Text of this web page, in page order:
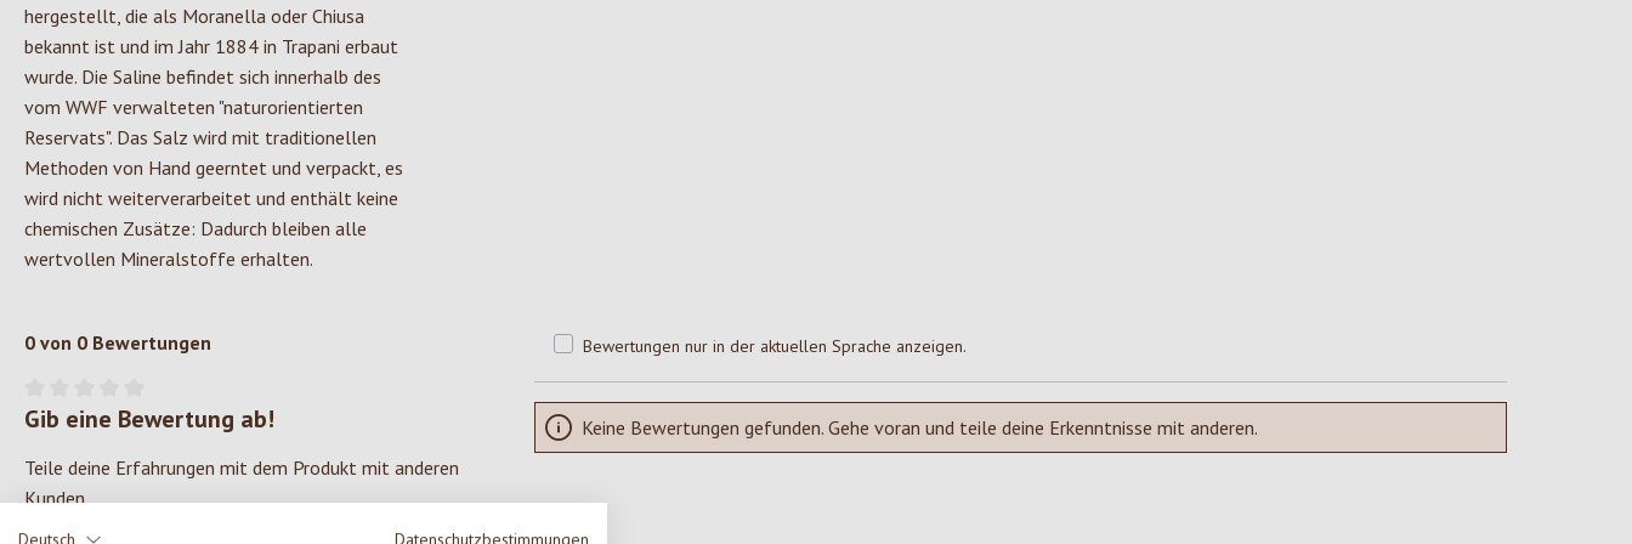
Deutsch Datenschutzbestimmungen
hergestellt, die als Moranella oder Chiusa
bekannt ist und im Jahr 1884 in Trapani erbaut
wurde. Die Saline befindet sich innerhalb des
vom WWF verwalteten "naturorientierten
Reservats". Das Salz wird mit traditionellen
Methoden von Hand geerntet und verpackt, es
wird nicht weiterverarbeitet und enthält keine
chemischen Zusätze: Dadurch bleiben alle
wertvollen Mineralstoffe erhalten.
0 von 0 Bewertungen
Durchschnittliche Bewertung von 0 von 5 Sternen
Gib eine Bewertung ab!
Teile deine Erfahrungen mit dem Produkt mit anderen
Kunden.
Bewertungen nur in der aktuellen Sprache anzeigen.
Keine Bewertungen gefunden. Gehe voran und teile deine Erkenntnisse mit anderen.